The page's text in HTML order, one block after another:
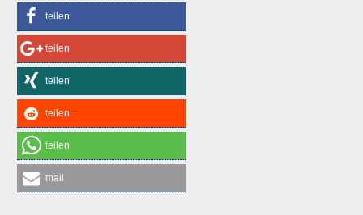
teilen
teilen
teilen
teilen
teilen
mail